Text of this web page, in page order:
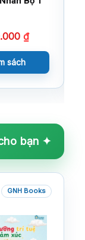
₫
sách
bạn ✦
GNH Books